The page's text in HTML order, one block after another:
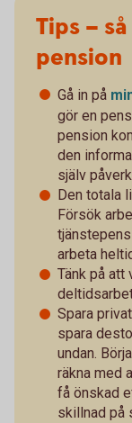
Tips –
pension
Gå in på
gör en
pension
den
själv
Den totala
Försök
arbeta
Tänk på att
Spara
spara
undan.
räkna med
få önskad
skillnad på